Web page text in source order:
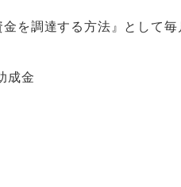
金を調達する方法』として
成金